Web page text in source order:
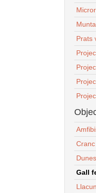
Prats
Dunes
Gall